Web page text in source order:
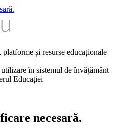
și resurse educaționale
în sistemul de învățământ
Educației
necesară.